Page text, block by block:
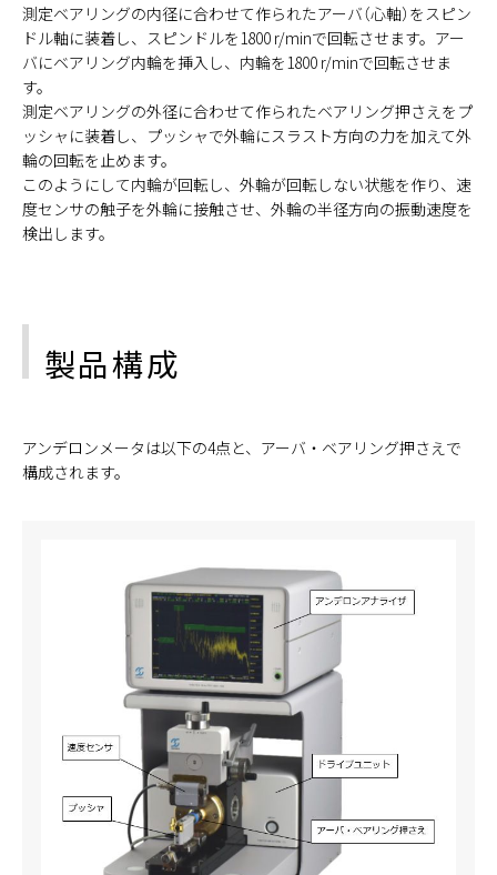
測定ベアリングの内径に合わせて作られたアーバ（心軸）をスピン
ドル軸に装着し、スピンドルを1800 r/minで回転させます。アー
バにベアリング内輪を挿入し、内輪を1800 r/minで回転させま
す。
測定ベアリングの外径に合わせて作られたベアリング押さえをプ
ッシャに装着し、プッシャで外輪にスラスト方向の力を加えて外
輪の回転を止めます。
このようにして内輪が回転し、外輪が回転しない状態を作り、速
度センサの触子を外輪に接触させ、外輪の半径方向の振動速度を
検出します。
製品構成
アンデロンメータは以下の4点と、アーバ・ベアリング押さえで
構成されます。